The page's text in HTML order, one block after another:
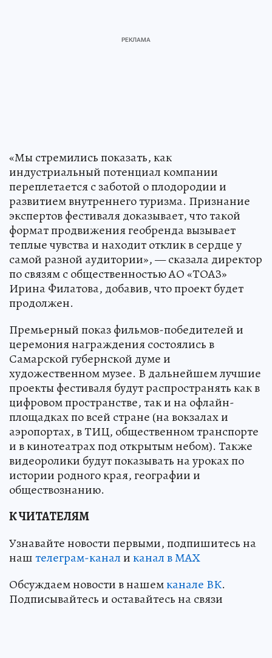
«Мы стремились показать, как
индустриальный потенциал компании
переплетается с заботой о плодородии и
развитием внутреннего туризма. Признание
экспертов фестиваля доказывает, что такой
формат продвижения геобренда вызывает
теплые чувства и находит отклик в сердце у
самой разной аудитории», — сказала директор
по связям с общественностью АО «ТОАЗ»
Ирина Филатова, добавив, что проект будет
продолжен.
Премьерный показ фильмов-победителей и
церемония награждения состоялись в
Самарской губернской думе и
художественном музее. В дальнейшем лучшие
проекты фестиваля будут распространять как в
цифровом пространстве, так и на офлайн-
площадках по всей стране (на вокзалах и
аэропортах, в ТИЦ, общественном транспорте
и в кинотеатрах под открытым небом). Также
видеоролики будут показывать на уроках по
истории родного края, географии и
обществознанию.
К ЧИТАТЕЛЯМ
Узнавайте новости первыми, подпишитесь на
наштелеграм-каналиканал в МАХ
Обсуждаем новости в нашемканале ВК.
Подписывайтесь и оставайтесь на связи